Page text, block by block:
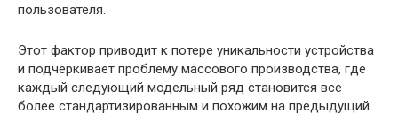
пользователя.
Этот фактор приводит к потере уникальности устройства
и подчеркивает проблему массового производства, где
каждый следующий модельный ряд становится все
более стандартизированным и похожим на предыдущий.